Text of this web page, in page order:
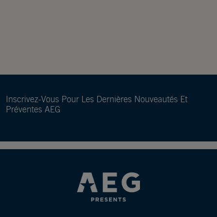
Inscrivez-Vous Pour Les Dernières Nouveautés Et
Préventes AEG